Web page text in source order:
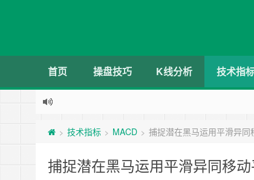
首页 操盘技巧 K线分析 技术指
> 技术指标 > MACD > 捕捉潜在黑马运用平滑异同
捕捉潜在黑马运用平滑异同移